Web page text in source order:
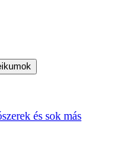
és sok más